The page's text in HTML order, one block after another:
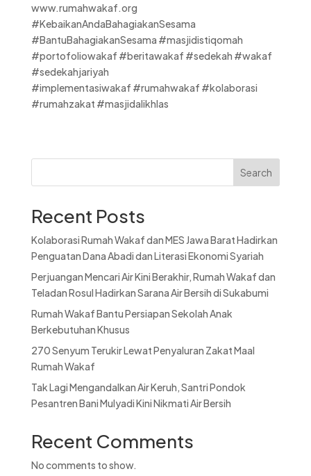
www.rumahwakaf.org
#KebaikanAndaBahagiakanSesama
#BantuBahagiakanSesama #masjidistiqomah
#portofoliowakaf #beritawakaf #sedekah #wakaf
#sedekahjariyah
#implementasiwakaf #rumahwakaf #kolaborasi
#rumahzakat #masjidalikhlas
Search
Recent Posts
Kolaborasi Rumah Wakaf dan MES Jawa Barat Hadirkan
Penguatan Dana Abadi dan Literasi Ekonomi Syariah
Perjuangan Mencari Air Kini Berakhir, Rumah Wakaf dan
Teladan Rosul Hadirkan Sarana Air Bersih di Sukabumi
Rumah Wakaf Bantu Persiapan Sekolah Anak
Berkebutuhan Khusus
270 Senyum Terukir Lewat Penyaluran Zakat Maal
Rumah Wakaf
Tak Lagi Mengandalkan Air Keruh, Santri Pondok
Pesantren Bani Mulyadi Kini Nikmati Air Bersih
Recent Comments
No comments to show.